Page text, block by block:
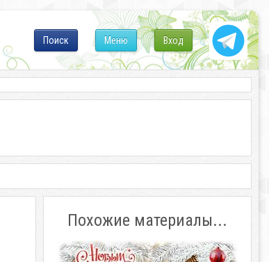
Вход
Меню
Поиск
Похожие материалы...